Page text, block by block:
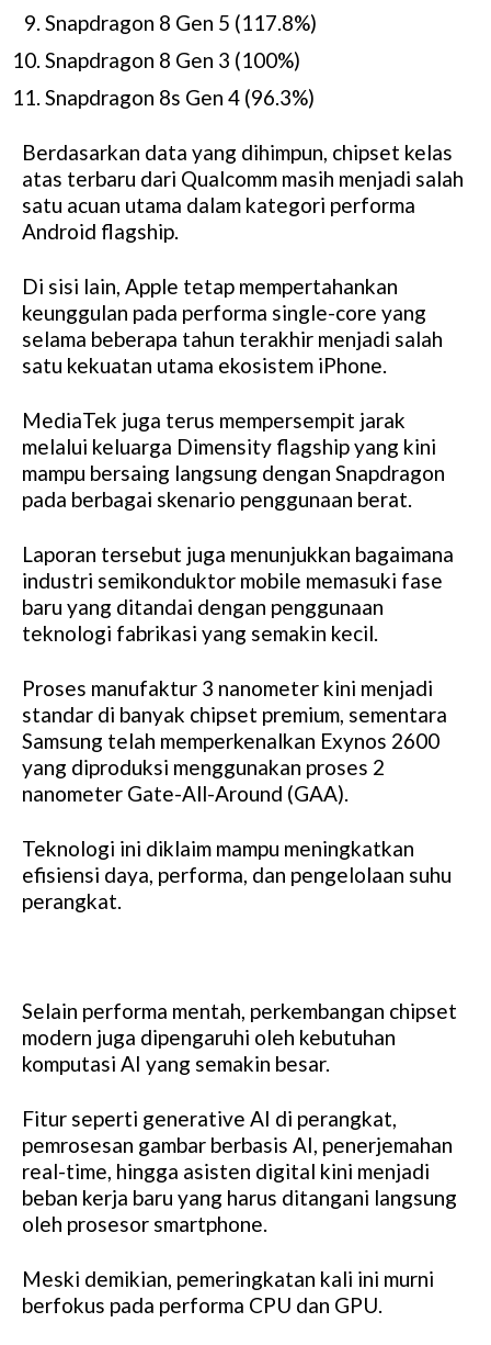
Snapdragon 8 Gen 5 (117.8%)
Snapdragon 8 Gen 3 (100%)
Snapdragon 8s Gen 4 (96.3%)
Berdasarkan data yang dihimpun, chipset kelas
atas terbaru dari Qualcomm masih menjadi salah
satu acuan utama dalam kategori performa
Android flagship.
Di sisi lain, Apple tetap mempertahankan
keunggulan pada performa single-core yang
selama beberapa tahun terakhir menjadi salah
satu kekuatan utama ekosistem iPhone.
MediaTek juga terus mempersempit jarak
melalui keluarga Dimensity flagship yang kini
mampu bersaing langsung dengan Snapdragon
pada berbagai skenario penggunaan berat.
Laporan tersebut juga menunjukkan bagaimana
industri semikonduktor mobile memasuki fase
baru yang ditandai dengan penggunaan
teknologi fabrikasi yang semakin kecil.
Proses manufaktur 3 nanometer kini menjadi
standar di banyak chipset premium, sementara
Samsung telah memperkenalkan Exynos 2600
yang diproduksi menggunakan proses 2
nanometer Gate-All-Around (GAA).
Teknologi ini diklaim mampu meningkatkan
efisiensi daya, performa, dan pengelolaan suhu
perangkat.
Selain performa mentah, perkembangan chipset
modern juga dipengaruhi oleh kebutuhan
komputasi AI yang semakin besar.
Fitur seperti generative AI di perangkat,
pemrosesan gambar berbasis AI, penerjemahan
real-time, hingga asisten digital kini menjadi
beban kerja baru yang harus ditangani langsung
oleh prosesor smartphone.
Meski demikian, pemeringkatan kali ini murni
berfokus pada performa CPU dan GPU.